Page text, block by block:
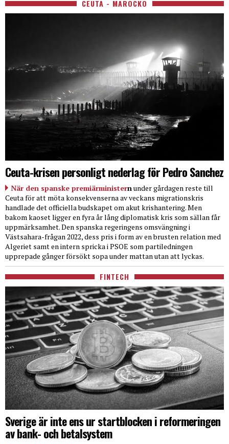
CEUTA - MAROCKO
Ceuta-krisen personligt nederlag för Pedro Sanchez
När den spanske premiärministernunder gårdagen reste till
Ceuta för att möta konsekvenserna av veckans migrationskris
handlade det officiella budskapet om akut krishantering. Men
bakom kaoset ligger en fyra år lång diplomatisk kris som sällan får
uppmärksamhet. Den spanska regeringens omsvängning i
Västsahara-frågan 2022, dess pris i form av en brusten relation med
Algeriet samt en intern spricka i PSOE som partiledningen
upprepade gånger försökt sopa under mattan utan att lyckas.
FINTECH
Sverige är inte ens ur startblocken i reformeringen
av bank- och betalsystem